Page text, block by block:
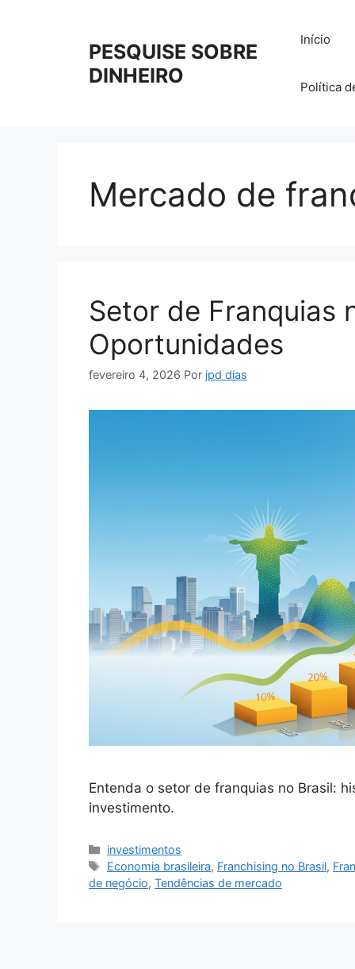
PESQUISE SOBRE
DINHEIRO
Início
Política
Mercado de
Setor de Franquias
Oportunidades
fevereiro 4, 2026 Por jpd dias
Entenda o setor de franquias no Brasil:
investimento.
Categorias
investimentos
Tags
Economia brasileira, Franchising no Brasil,
de negócio, Tendências de mercado